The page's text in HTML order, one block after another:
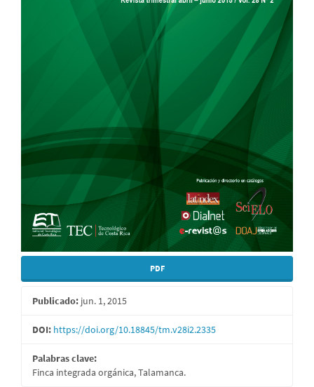
PDF
Publicado: jun. 1, 2015
DOI: https://doi.org/10.18845/tm.v28i2.2335
Palabras clave:
Finca integrada orgánica, Talamanca.